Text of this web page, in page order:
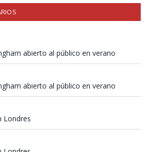
abierto al público en verano
abierto al público en verano
Londres